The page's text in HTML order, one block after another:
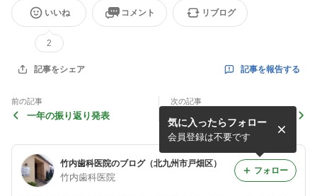
いいね
2
コメント リブログ
記事をシェア 記事を報告する
前の記事
一年の振り返り発表
次の記事
歯科助手はこんな役割を担っ
ています。
竹内歯科医院のブログ（北九州市戸畑区）
竹内歯科医院
気に入ったらフォロー
会員登録は不要です
フォロー